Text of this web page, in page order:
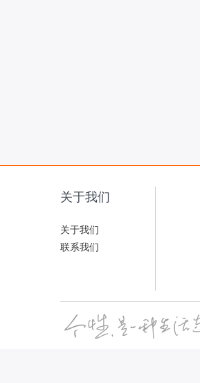
关于我们
关于我们
联系我们